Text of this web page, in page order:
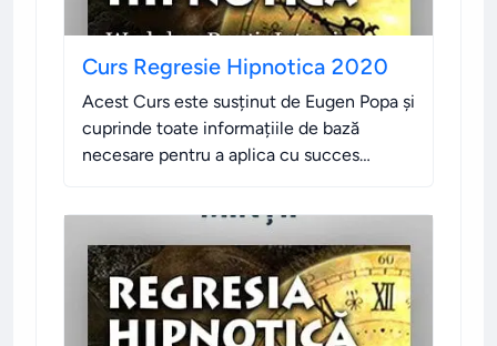
Curs Regresie Hipnotica 2020
Acest Curs este susținut de Eugen Popa și
cuprinde toate informațiile de bază
necesare pentru a aplica cu succes